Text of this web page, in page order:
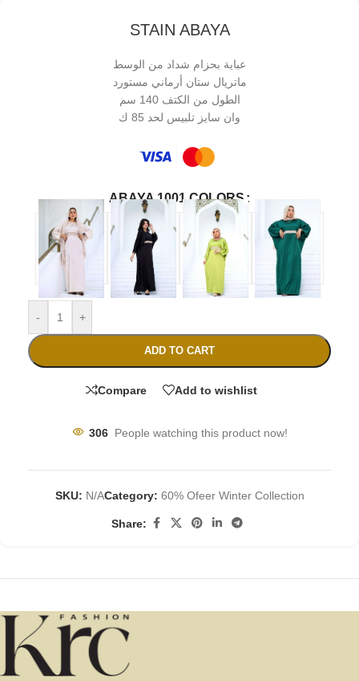
STAIN ABAYA
عباية بحزام شداد من الوسط
ماتريال ستان أرماني مستورد
الطول من الكتف 140 سم
وان سايز تلبيس لحد 85 ك
ABAYA 1001 COLORS
- +
ADD TO CART
Compare Add to wishlist
306 People watching this product now!
SKU: N/ACategory: 60% Ofeer Winter Collection
Share: